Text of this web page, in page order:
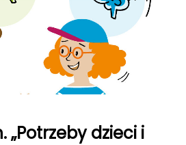
„Potrzeby dzieci i